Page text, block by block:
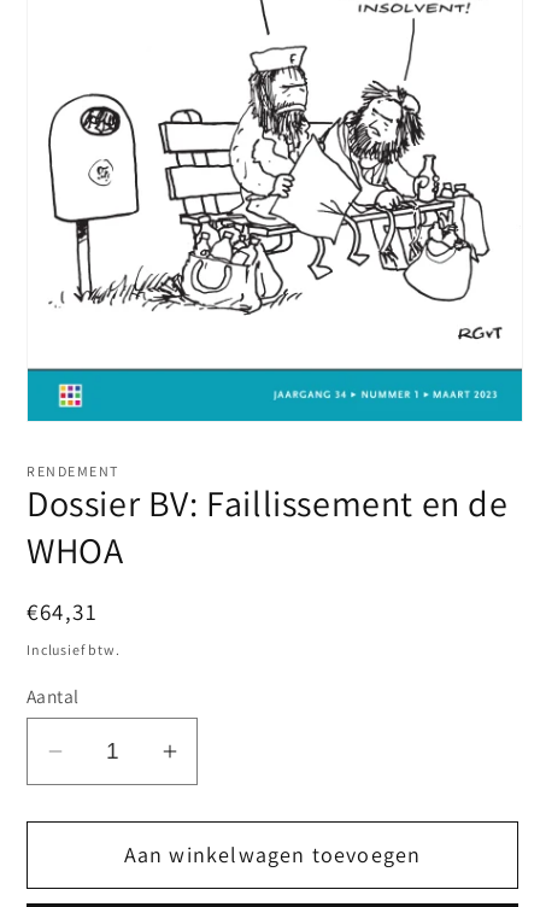
openen
modaal
RENDEMENT
Dossier BV: Faillissement en de
WHOA
Normale
prijs
€64,31
Inclusief btw.
Aantal
Aantal
verlagen
voor
Dossier
BV:
Aantal
verhogen
voor
Dossier
BV:
Aan winkelwagen toevoegen